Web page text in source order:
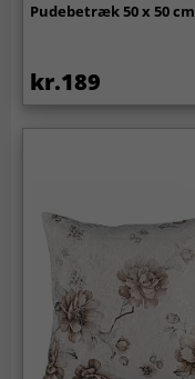
Pudebetræk 50 x 50 cm
kr.189